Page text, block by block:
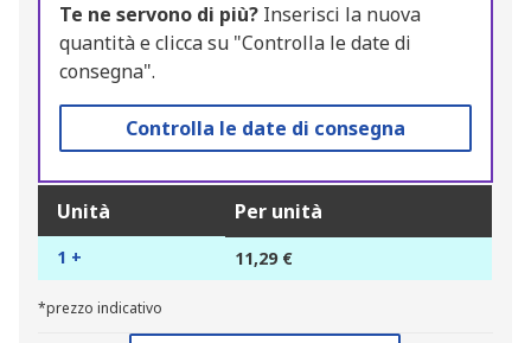
Te ne servono di più? Inserisci la nuova
quantità e clicca su "Controlla le date di
consegna".
Controlla le date di consegna
Unità Per unità
1 + 11,29 €
*prezzo indicativo